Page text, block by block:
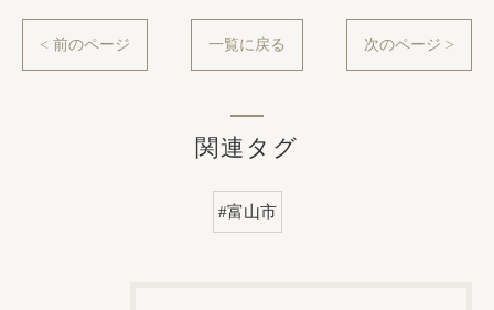
< 前のページ 一覧に戻る 次のページ >
関連タグ
#富山市